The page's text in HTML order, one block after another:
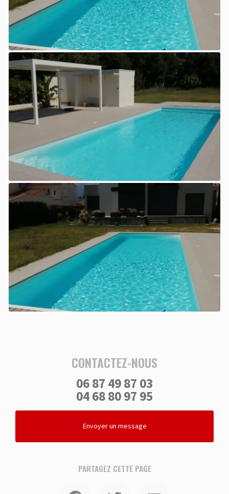
CONTACTEZ-NOUS
06 87 49 87 03
04 68 80 97 95
Envoyer un message
PARTAGEZ CETTE PAGE